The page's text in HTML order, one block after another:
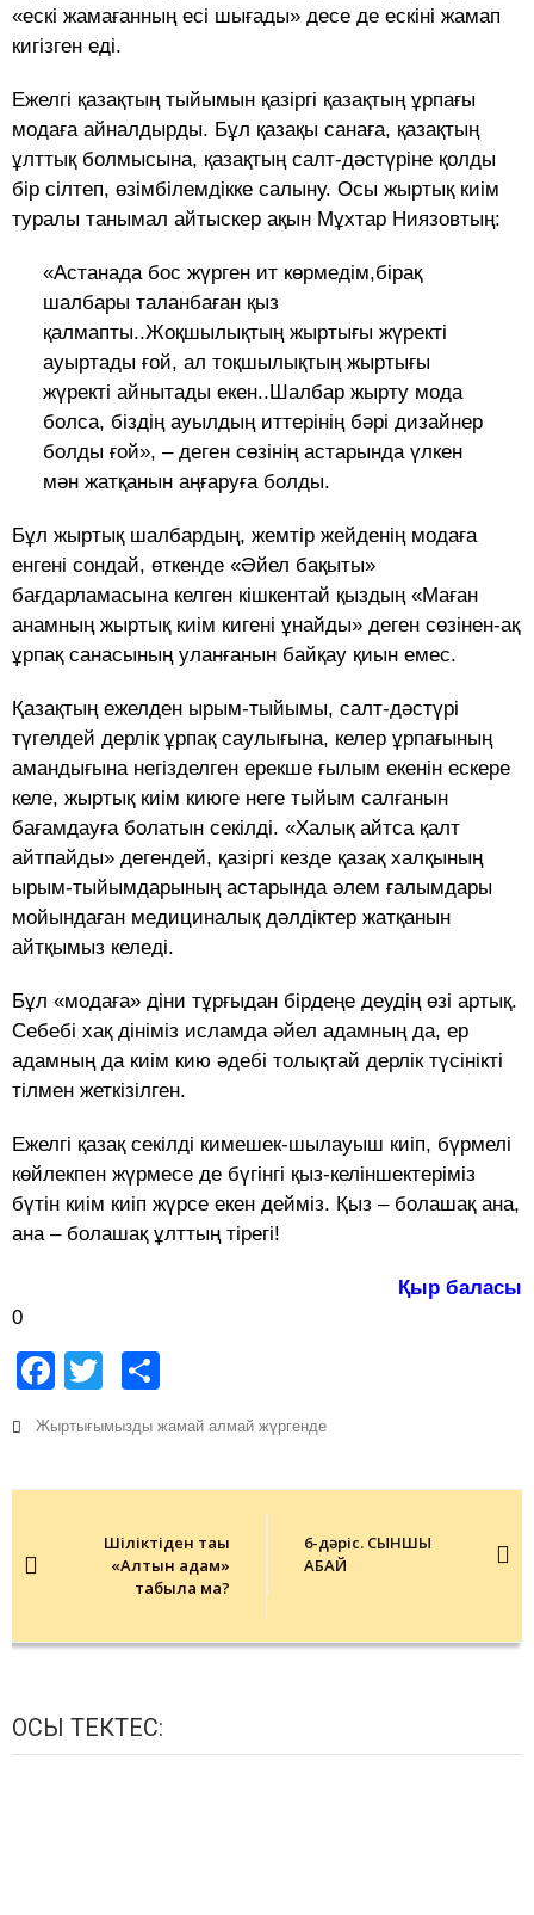
«ескі жамағанның есі шығады» десе де ескіні жамап
кигізген еді.
Ежелгі қазақтың тыйымын қазіргі қазақтың ұрпағы
модаға айналдырды. Бұл қазақы санаға, қазақтың
ұлттық болмысына, қазақтың салт-дәстүріне қолды
бір сілтеп, өзімбілемдікке салыну. Осы жыртық киім
туралы танымал айтыскер ақын Мұхтар Ниязовтың:
«Астанада бос жүрген ит көрмедім,бірақ
шалбары таланбаған қыз
қалмапты..Жоқшылықтың жыртығы жүректі
ауыртады ғой, ал тоқшылықтың жыртығы
жүректі айнытады екен..Шалбар жырту мода
болса, біздің ауылдың иттерінің бәрі дизайнер
болды ғой», – деген сөзінің астарында үлкен
мән жатқанын аңғаруға болды.
Бұл жыртық шалбардың, жемтір жейденің модаға
енгені сондай, өткенде «Әйел бақыты»
бағдарламасына келген кішкентай қыздың «Маған
анамның жыртық киім кигені ұнайды» деген сөзінен-ақ
ұрпақ санасының уланғанын байқау қиын емес.
Қазақтың ежелден ырым-тыйымы, салт-дәстүрі
түгелдей дерлік ұрпақ саулығына, келер ұрпағының
амандығына негізделген ерекше ғылым екенін ескере
келе, жыртық киім киюге неге тыйым салғанын
бағамдауға болатын секілді. «Халық айтса қалт
айтпайды» дегендей, қазіргі кезде қазақ халқының
ырым-тыйымдарының астарында әлем ғалымдары
мойындаған медициналық дәлдіктер жатқанын
айтқымыз келеді.
Бұл «модаға» діни тұрғыдан бірдеңе деудің өзі артық.
Себебі хақ дініміз исламда әйел адамның да, ер
адамның да киім кию әдебі толықтай дерлік түсінікті
тілмен жеткізілген.
Ежелгі қазақ секілді кимешек-шылауыш киіп, бүрмелі
көйлекпен жүрмесе де бүгінгі қыз-келіншектеріміз
бүтін киім киіп жүрсе екен дейміз. Қыз – болашақ ана,
ана – болашақ ұлттың тірегі!
Қыр баласы
0
Facebook
Twitter
Жыртығымызды жамай алмай жүргенде
navigationШіліктіден тағы
«Алтын адам»
табыла ма?
6-дәріс. СЫНШЫ
АБАЙ
ОСЫ ТЕКТЕС: